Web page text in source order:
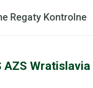
Regaty Kontrolne
AZS